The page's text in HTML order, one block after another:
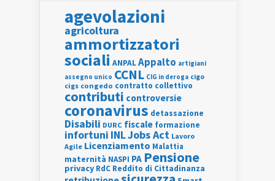
agevolazioni
agricoltura
ammortizzatori
sociali ANPALAppalto artigiani
assegno unico CCNL CIG in deroga cigo
cigs congedo contratto collettivo
contributi controversie
coronavirus detassazione
Disabili DURC fiscale formazione
infortuni INLJobs Act Lavoro
Agile Licenziamento Malattia
maternità NASPI PA Pensione
privacy RdC Reddito di Cittadinanza